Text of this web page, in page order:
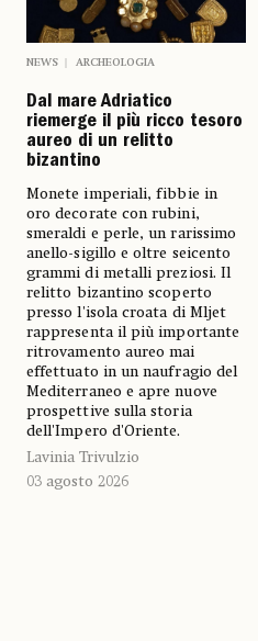
NEWS ARCHEOLOGIA
Dal mare Adriatico
riemerge il più ricco tesoro
aureo di un relitto
bizantino
Monete imperiali, fibbie in
oro decorate con rubini,
smeraldi e perle, un rarissimo
anello-sigillo e oltre seicento
grammi di metalli preziosi. Il
relitto bizantino scoperto
presso l'isola croata di Mljet
rappresenta il più importante
ritrovamento aureo mai
effettuato in un naufragio del
Mediterraneo e apre nuove
prospettive sulla storia
dell'Impero d'Oriente.
Lavinia Trivulzio
03 agosto 2026